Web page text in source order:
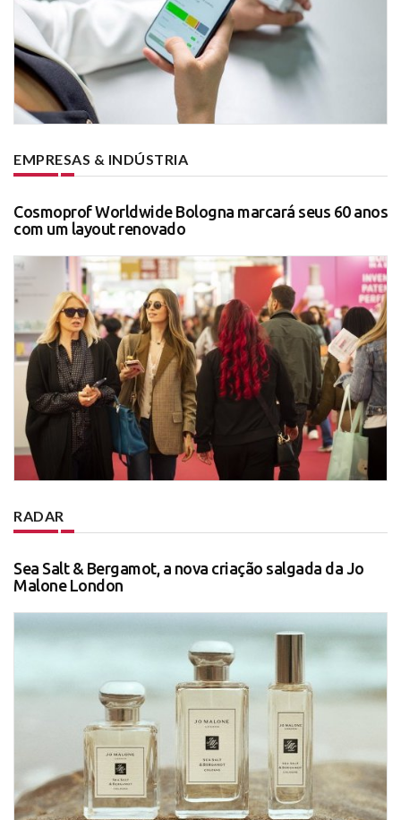
EMPRESAS & INDÚSTRIA
Cosmoprof Worldwide Bologna marcará seus 60 anos
com um layout renovado
RADAR
Sea Salt & Bergamot, a nova criação salgada da Jo
Malone London